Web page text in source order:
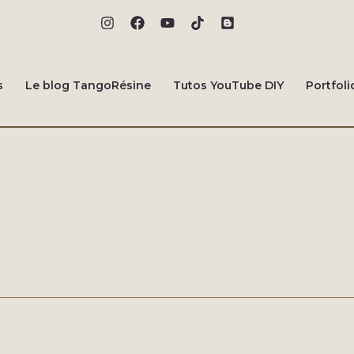
Le blog TangoRésine Tutos YouTube DIY